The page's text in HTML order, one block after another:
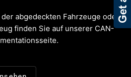
abgedeckten Fahrzeuge oder
finden Sie auf unserer CAN-